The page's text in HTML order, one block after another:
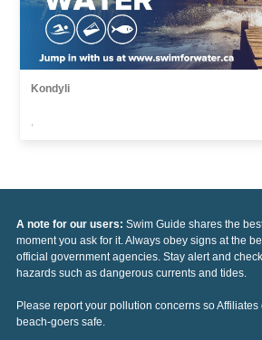
Kondyli
,
A note for our users: Swim Guide shares the
moment you ask for it. Always obey signs at the
official government agencies. Stay alert and
hazards such as dangerous currents and tides.
Please report your pollution concerns so
beach-goers safe.